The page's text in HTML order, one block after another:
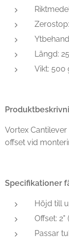
Längd:
Vikt: 500
Vortex
offset vid
Specifikationer
Höjd till
Offset: 2"
Passar